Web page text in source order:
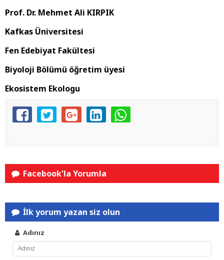
Prof. Dr. Mehmet Ali KIRPIK
Kafkas Üniversitesi
Fen Edebiyat Fakültesi
Biyoloji Bölümü öğretim üyesi
Ekosistem Ekologu
Facebook'la Yorumla
İlk yorum yazan siz olun
Adınız